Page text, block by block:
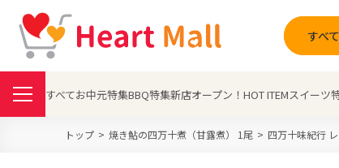
すべて
すべてお中元特集BBQ特集新店オープン！ HOT ITEMスイーツ
トップ 焼き鮎の四万十煮（甘露煮） 1尾 四万十味紀行